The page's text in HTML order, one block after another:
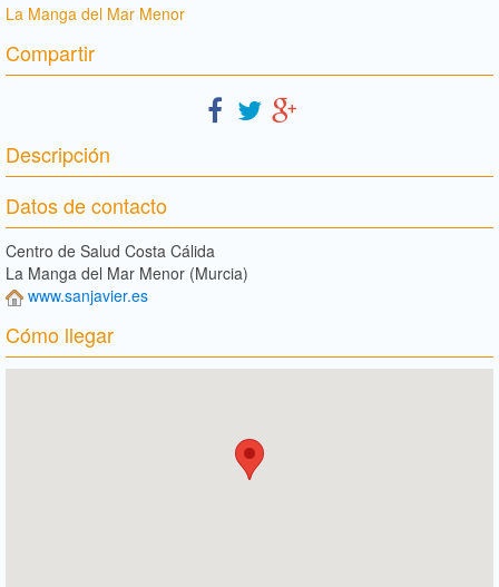
La Manga del Mar Menor
Compartir
Descripción
Datos de contacto
Centro de Salud Costa Cálida
La Manga del Mar Menor (Murcia)
www.sanjavier.es
Cómo llegar